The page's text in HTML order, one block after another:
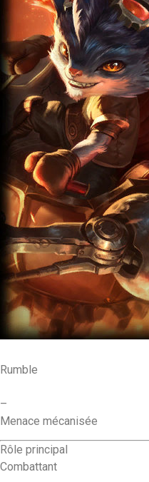
Rumble
–
Menace mécanisée
Rôle principal
Combattant